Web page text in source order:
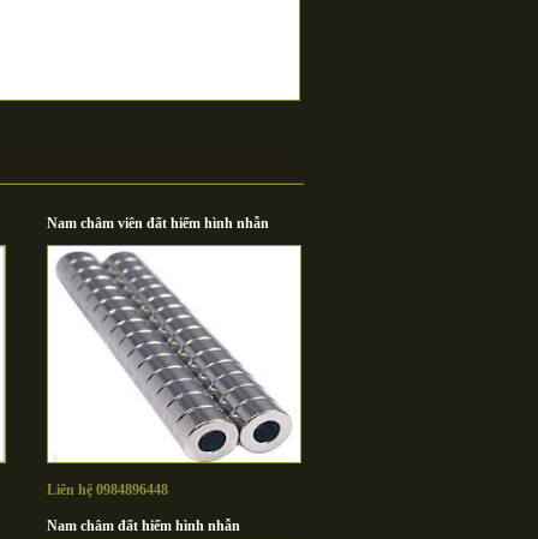
Nam châm viên đất hiếm hình nhẫn
Liên hệ 0984896448
Nam châm đất hiếm hình nhẫn